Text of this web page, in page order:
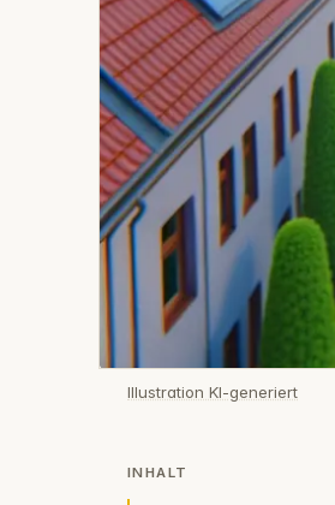
Illustration KI-generiert
INHALT